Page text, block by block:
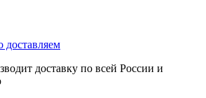
доставляем
доставку по всей России и